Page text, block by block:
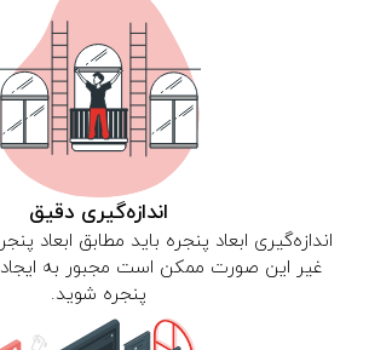
اندازه‌گیری دقیق
اندازه‌گیری ابعاد پنجره باید مطابق ابعاد
غیر این صورت ممکن است مجبور به
پنجره شوید.